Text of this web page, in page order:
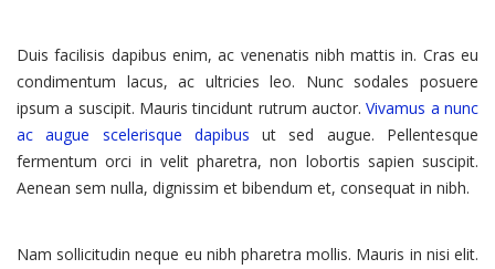
Duis facilisis dapibus enim, ac venenatis nibh mattis in. Cras eu
condimentum lacus, ac ultricies leo. Nunc sodales posuere
ipsum a suscipit. Mauris tincidunt rutrum auctor.Vivamus a nunc
ac augue scelerisque dapibus ut sed augue. Pellentesque
fermentum orci in velit pharetra, non lobortis sapien suscipit.
Aenean sem nulla, dignissim et bibendum et, consequat in nibh.
Nam sollicitudin neque eu nibh pharetra mollis. Mauris in nisi elit.